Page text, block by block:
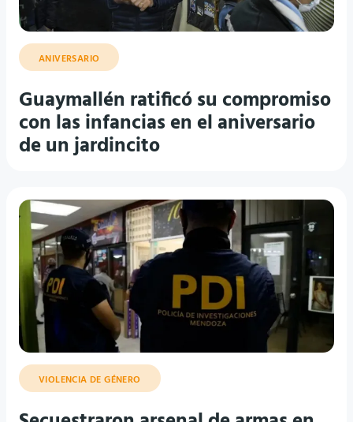
ANIVERSARIO
Guaymallén ratificó su compromiso
con las infancias en el aniversario
de un jardincito
VIOLENCIA DE GÉNERO